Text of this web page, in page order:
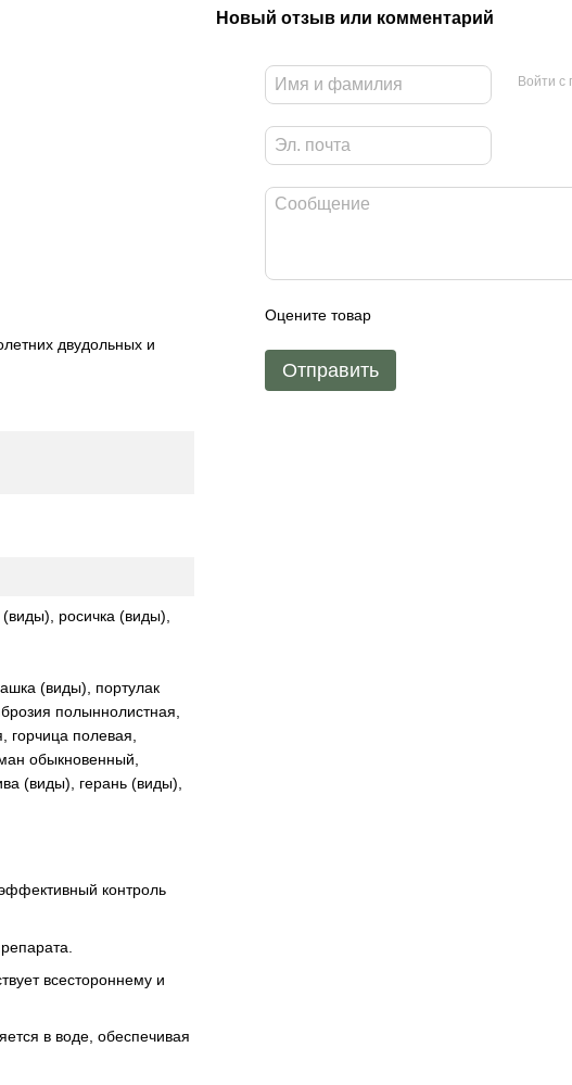
двудольных и
росичка (виды),
(виды), портулак
полыннолистная,
горчица полевая,
обыкновенный,
(виды), герань (виды),
контроль
всестороннему и
в воде, обеспечивая
Новый отзыв или комментарий
Войти
Оцените товар
Отправить